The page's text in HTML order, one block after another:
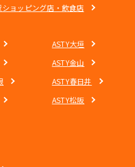
ョッピング店・飲食店
ASTY大垣
ASTY金山
ASTY春日井
ASTY松阪